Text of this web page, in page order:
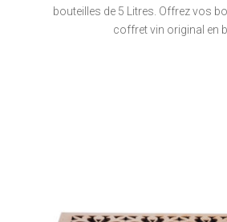
bouteilles de 5 Litres. Offrez vos
coffret vin original en